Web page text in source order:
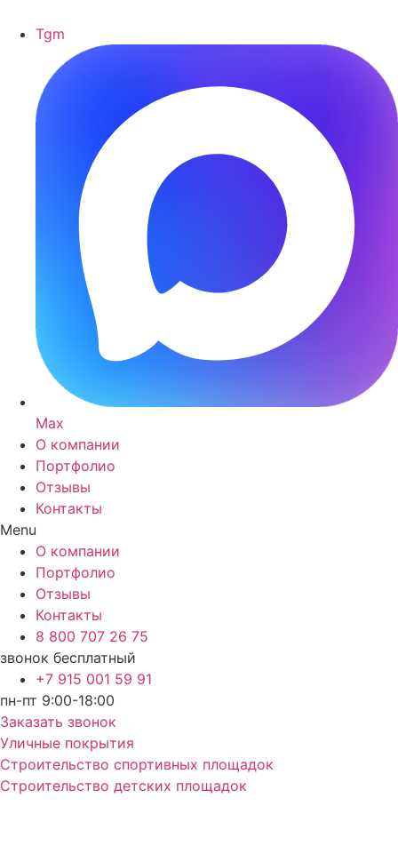
Tgm
Max
О компании
Портфолио
Отзывы
Контакты
Menu
О компании
Портфолио
Отзывы
Контакты
8 800 707 26 75
звонок бесплатный
+7 915 001 59 91
пн-пт 9:00-18:00
Заказать звонок
Уличные покрытия
Строительство спортивных площадок
Строительство детских площадок